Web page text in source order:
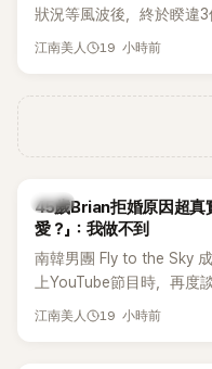
狀況等風波後，終於睽違
張近況照，讓大批粉絲又
江南美人 19 小時前
韓星
45歲Brian拒婚原因超真
愛？」：我做不到
南韓男團 Fly to the Sky
上YouTube節目時，再度
另一半的口臭、便便臭都
江南美人 19 小時前